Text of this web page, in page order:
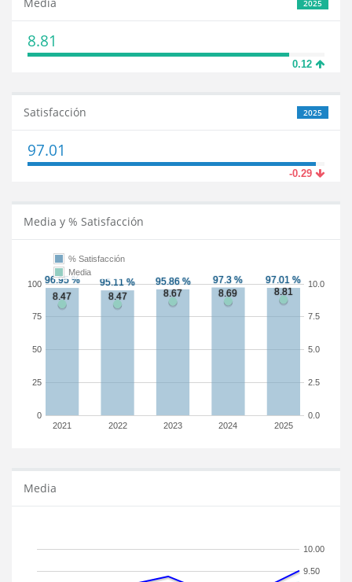
2025
8.81
0.12
2025
Satisfacción
97.01
-0.29
Media y % Satisfacción
2021 2022 2023 2024 2025
0
25
50
75
100
0.0
2.5
5.0
7.5
10.0
% Satisfacción
Media
Media
9.50
10.00